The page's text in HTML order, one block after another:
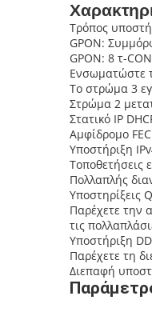
Τρόπος
GPON:
GPON: 8 τ-
Ενσωματώστε
Το στρώμα 3
Στρώμα 2
Στατικό IP
Αμφίδρομο FEC
Υποστήριξη
Τοποθετήσεις
Πολλαπλής
Υποστηρίξεις
Παρέχετε την
τις
Υποστήριξη
Παρέχετε τη
Διεπαφή